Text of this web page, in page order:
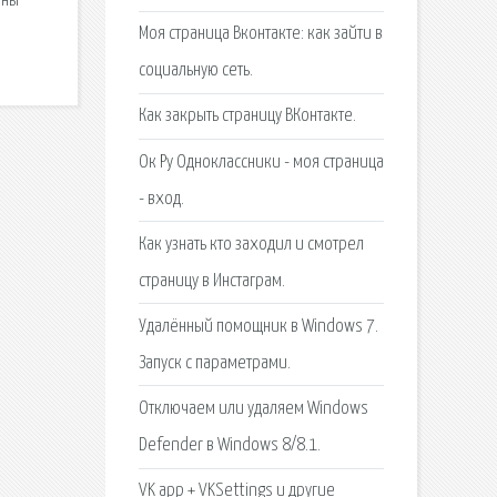
Моя страница Вконтакте: как зайти в
социальную сеть.
Как закрыть страницу ВКонтакте.
Ок Ру Одноклассники - моя страница
- вход.
Как узнать кто заходил и смотрел
страницу в Инстаграм.
Удалённый помощник в Windows 7.
Запуск с параметрами.
Отключаем или удаляем Windows
Defender в Windows 8/8.1.
VK app + VKSettings и другие